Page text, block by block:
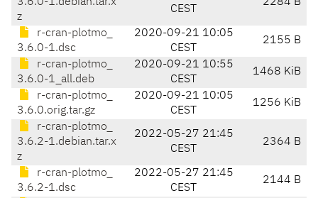
z
CEST
r-cran-plotmo_
3.6.0-1.dsc
2020-09-21 10:05
CEST
2155 B
r-cran-plotmo_
3.6.0-1_all.deb
2020-09-21 10:55
CEST
1468 KiB
r-cran-plotmo_
3.6.0.orig.tar.gz
2020-09-21 10:05
CEST
1256 KiB
r-cran-plotmo_
3.6.2-1.debian.tar.x
z
2022-05-27 21:45
CEST
2364 B
r-cran-plotmo_
3.6.2-1.dsc
2022-05-27 21:45
CEST
2144 B